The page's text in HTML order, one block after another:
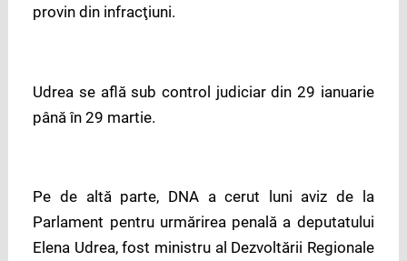
provin din infracţiuni.
Udrea se află sub control judiciar din 29 ianuarie
până în 29 martie.
Pe de altă parte, DNA a cerut luni aviz de la
Parlament pentru urmărirea penală a deputatului
Elena Udrea, fost ministru al Dezvoltării Regionale